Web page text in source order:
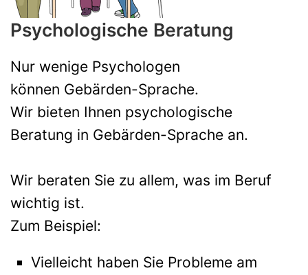
Psychologische Beratung
Nur wenige Psychologen
können Gebärden-Sprache.
Wir bieten Ihnen psychologische
Beratung in Gebärden-Sprache an.
Wir beraten Sie zu allem, was im Beruf
wichtig ist.
Zum Beispiel:
Vielleicht haben Sie Probleme am